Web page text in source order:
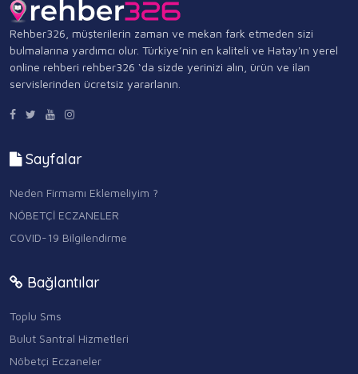
Rehber326, müşterilerin zaman ve mekan fark etmeden sizi
bulmalarına yardımcı olur. Türkiye’nin en kaliteli ve Hatay'ın yerel
online rehberi rehber326 ‘da sizde yerinizi alın, ürün ve ilan
servislerinden ücretsiz yararlanın.
Sayfalar
Neden Firmamı Eklemeliyim ?
NÖBETÇİ ECZANELER
COVID-19 Bilgilendirme
Bağlantılar
Toplu Sms
Bulut Santral Hizmetleri
Nöbetçi Eczaneler